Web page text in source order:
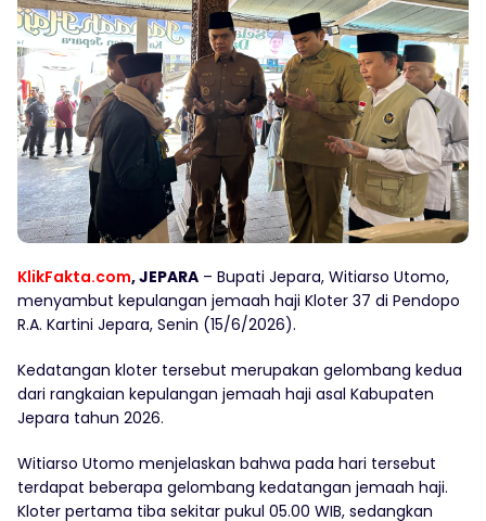
KlikFakta.com, JEPARA – Bupati Jepara, Witiarso Utomo,
menyambut kepulangan jemaah haji Kloter 37 di Pendopo
R.A. Kartini Jepara, Senin (15/6/2026).
Kedatangan kloter tersebut merupakan gelombang kedua
dari rangkaian kepulangan jemaah haji asal Kabupaten
Jepara tahun 2026.
Witiarso Utomo menjelaskan bahwa pada hari tersebut
terdapat beberapa gelombang kedatangan jemaah haji.
Kloter pertama tiba sekitar pukul 05.00 WIB, sedangkan